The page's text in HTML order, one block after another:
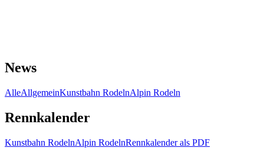
News
AlleAllgemeinKunstbahn RodelnAlpin Rodeln
Rennkalender
Kunstbahn RodelnAlpin RodelnRennkalender als PDF